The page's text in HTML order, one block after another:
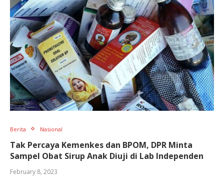
Berita Nasional
Tak Percaya Kemenkes dan BPOM, DPR Minta
Sampel Obat Sirup Anak Diuji di Lab Independen
February 8, 2023